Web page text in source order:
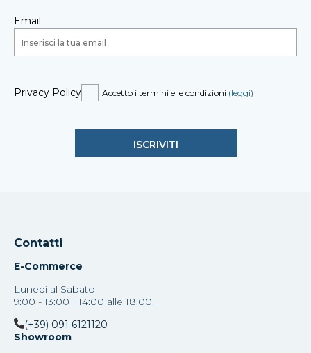
Email
Privacy Policy Accetto i termini e le condizioni (leggi)
Contatti
E-Commerce
Lunedì al Sabato
9:00 - 13:00 | 14:00 alle 18:00.
(+39) 091 6121120
Showroom